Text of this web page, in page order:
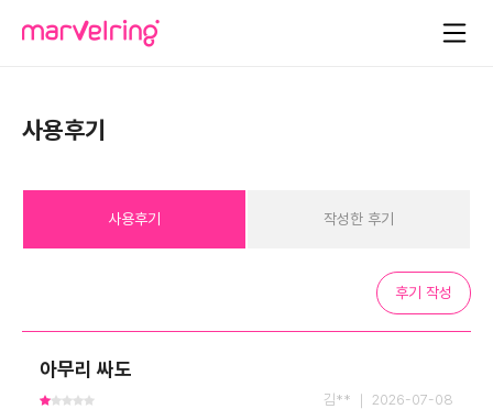
사용후기
사용후기 작성한 후기
후기 작성
아무리 싸도
김** ｜ 2026-07-08